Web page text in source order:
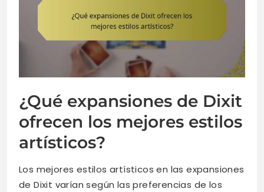
¿Qué expansiones de Dixit
ofrecen los mejores estilos
artísticos?
Los mejores estilos artísticos en las expansiones
de Dixit varían según las preferencias de los